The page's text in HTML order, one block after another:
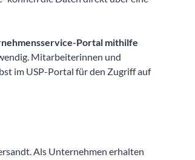
Portal mithilfe
Mitarbeiterinnen und
im USP-Portal für den Zugriff auf
Als Unternehmen erhalten